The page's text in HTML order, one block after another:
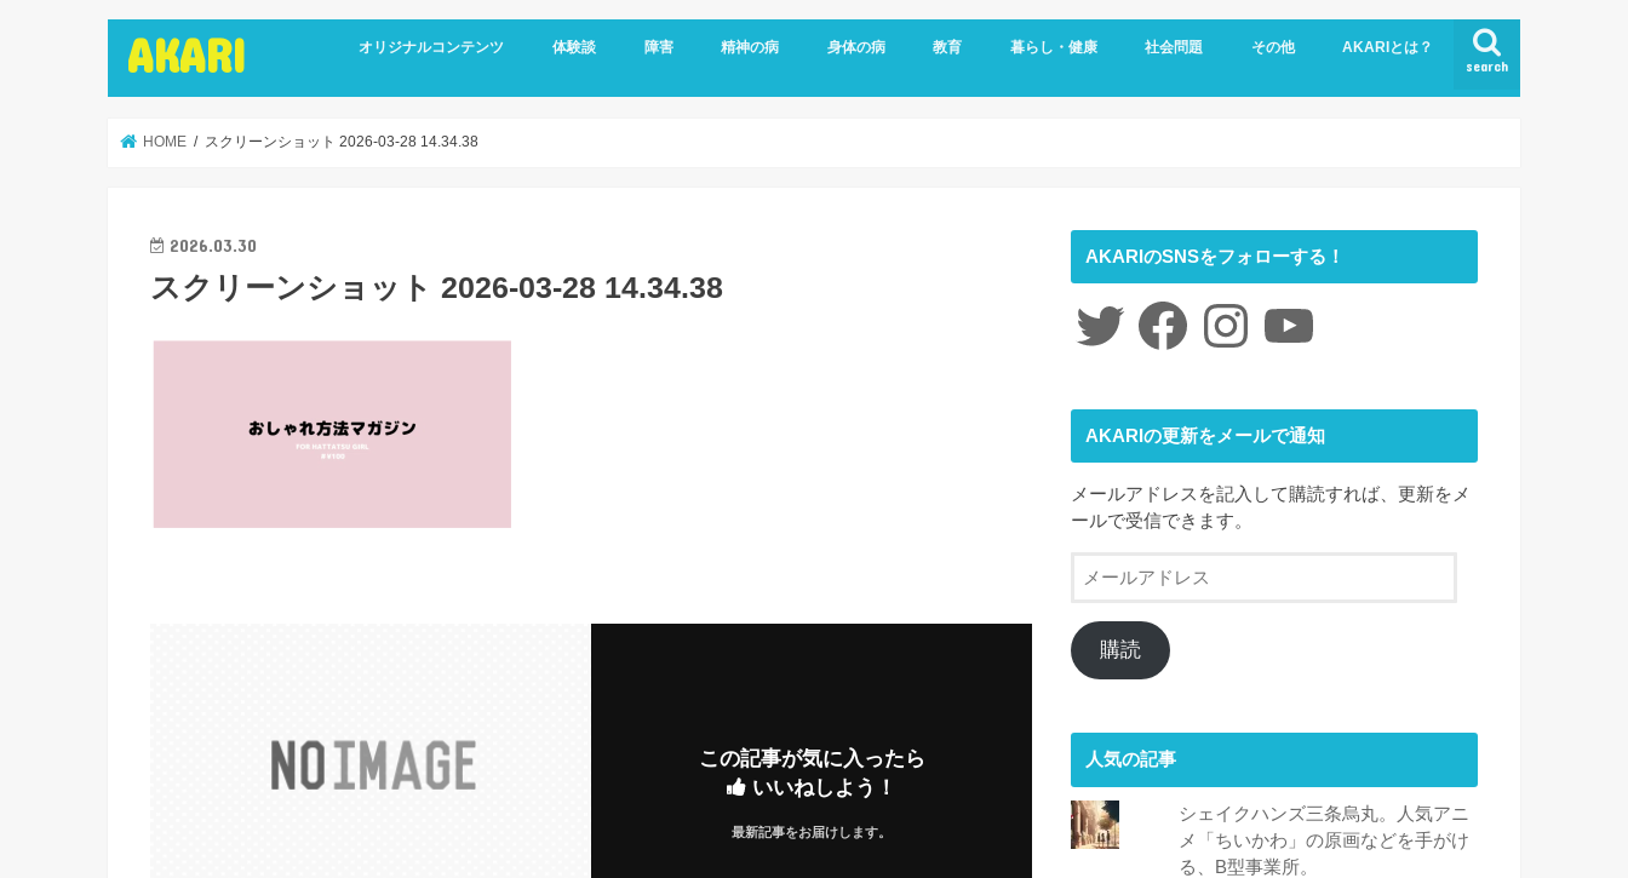
AKARI search
オリジナルコンテンツ
インタビュー
ライターズインタビュー
リカバリーストーリーズ
広報誌
体験談
メッセージ
障害
視覚障害
聴覚障害
発達障害
知的障害
障害年金
障害者雇用
精神の病
うつ病
双極性障害
統合失調症
パニック障害
不安神経症
依存症
適応障害
身体の病
アレルギー
頭痛
ダウン症
がん
リウマチ
更年期障害
内臓の病気
整形外科の病気
脳・心臓の病気
糖尿病
その他の身体の病
教育
子育て
暮らし・健康
予防
女性特有の悩み
睡眠
社会問題
社会福祉
LGBTQ
コロナ
ジェンダー
ニュース
介護
時事ネタ
災害
社会学
その他
アート
ファッション
夢
心理学
書評
AKARIとは？
お問い合わせ
サイトマップ
会社概要
HOME スクリーンショット 2026-03-28 14.34.38
2026.03.30
スクリーンショット 2026-03-28 14.34.38
この記事が気に入ったら
いいねしよう！
最新記事をお届けします。
AKARIのSNSをフォローする！
Twitter FacebookInstagramYouTube
AKARIの更新をメールで通知
メールアドレスを記入して購読すれば、更新をメ
ールで受信できます。
ー
ア
ド
購読
人気の記事
シェイクハンズ三条烏丸。人気アニ
メ「ちいかわ」の原画などを手がけ
る、B型事業所。